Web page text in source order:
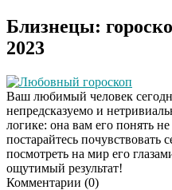
Близнецы:
2023
Любовный гороскоп
Ваш любимый человек
непредсказуемо и
логике: она вам его понять
постарайтесь почувствовать
посмотреть на мир его
ощутимый результат!
Комментарии (0)
Этот танец